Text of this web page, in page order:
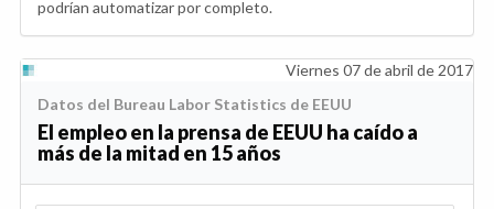
podrían automatizar por completo.
Viernes 07 de abril de 2017
Datos del Bureau Labor Statistics de EEUU
El empleo en la prensa de EEUU ha caído a
más de la mitad en 15 años